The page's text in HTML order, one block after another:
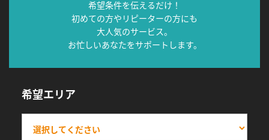
希望条件を伝えるだけ！
初めての方やリピーターの方にも
大人気のサービス。
お忙しいあなたをサポートします。
希望エリア